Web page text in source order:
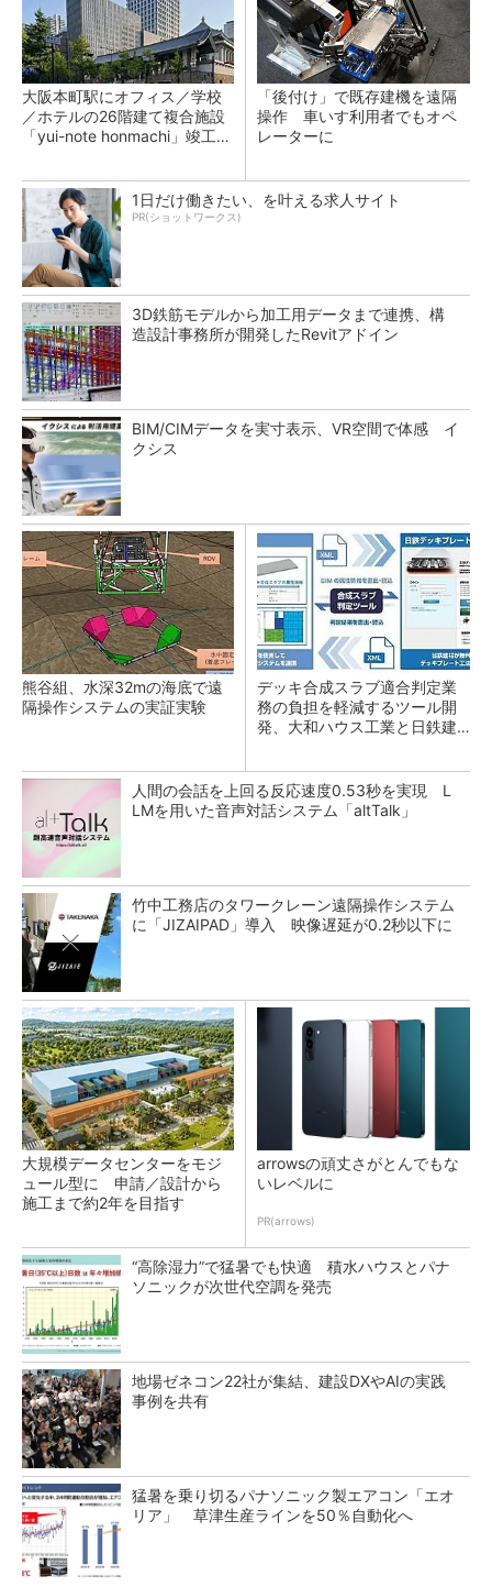
大阪本町駅にオフィス／学校
／ホテルの26階建て複合施設
「yui-note honmachi」竣工、
「後付け」で既存建機を遠隔
操作 車いす利用者でもオペ
レーターに
1日だけ働きたい、を叶える求人サイト
PR(ショットワークス)
3D鉄筋モデルから加工用データまで連携、構
造設計事務所が開発したRevitアドイン
BIM/CIMデータを実寸表示、VR空間で体感 イ
クシス
熊谷組、水深32mの海底で遠
隔操作システムの実証実験
デッキ合成スラブ適合判定業
務の負担を軽減するツール開
発、大和ハウス工業と日鉄建
人間の会話を上回る反応速度0.53秒を実現 L
LMを用いた音声対話システム「altTalk」
竹中工務店のタワークレーン遠隔操作システム
に「JIZAIPAD」導入 映像遅延が0.2秒以下に
大規模データセンターをモジ
ュール型に 申請／設計から
施工まで約2年を目指す
arrowsの頑丈さがとんでもな
いレベルに
PR(arrows)
“高除湿力”で猛暑でも快適 積水ハウスとパナ
ソニックが次世代空調を発売
地場ゼネコン22社が集結、建設DXやAIの実践
事例を共有
猛暑を乗り切るパナソニック製エアコン「エオ
リア」 草津生産ラインを50％自動化へ